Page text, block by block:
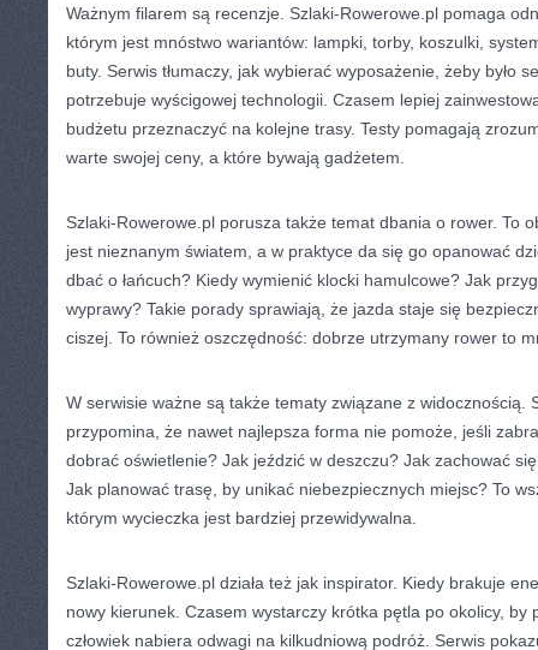
Ważnym filarem są recenzje. Szlaki-Rowerowe.pl pomaga
którym jest mnóstwo wariantów: lampki, torby, koszulki,
buty. Serwis tłumaczy, jak wybierać wyposażenie, żeby było
potrzebuje wyścigowej technologii. Czasem lepiej
budżetu przeznaczyć na kolejne trasy. Testy pomagają
warte swojej ceny, a które bywają gadżetem.
Szlaki-Rowerowe.pl porusza także temat dbania o rower. To
jest nieznanym światem, a w praktyce da się go opanować
dbać o łańcuch? Kiedy wymienić klocki hamulcowe? Jak
wyprawy? Takie porady sprawiają, że jazda staje się
ciszej. To również oszczędność: dobrze utrzymany rower to
W serwisie ważne są także tematy związane z widocznością.
przypomina, że nawet najlepsza forma nie pomoże, jeśli
dobrać oświetlenie? Jak jeździć w deszczu? Jak zachować
Jak planować trasę, by unikać niebezpiecznych miejsc? To
którym wycieczka jest bardziej przewidywalna.
Szlaki-Rowerowe.pl działa też jak inspirator. Kiedy brakuje
nowy kierunek. Czasem wystarczy krótka pętla po okolicy, by
człowiek nabiera odwagi na kilkudniową podróż. Serwis